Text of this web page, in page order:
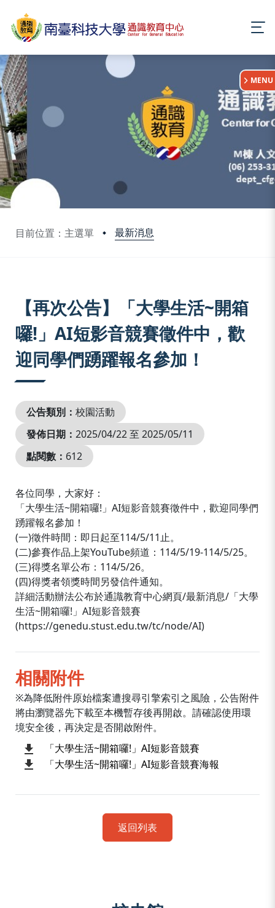
目前位置：主選單 最新消息
:::
MENU
【再次公告】「大學生活~開箱
囉!」AI短影音競賽徵件中，歡
迎同學們踴躍報名參加！
公告類別： 校園活動
發佈日期： 2025/04/22 至 2025/05/11
點閱數： 612
各位同學，大家好：
「大學生活~開箱囉!」AI短影音競賽徵件中，歡迎同學們
踴躍報名參加！
(一)徵件時間：即日起至114/5/11止。
(二)參賽作品上架YouTube頻道：114/5/19-114/5/25。
(三)得獎名單公布：114/5/26。
(四)得獎者領獎時間另發信件通知。
詳細活動辦法公布於通識教育中心網頁/最新消息/「大學
生活~開箱囉!」AI短影音競賽
(https://genedu.stust.edu.tw/tc/node/AI)
相關附件
※為降低附件原始檔案遭搜尋引擎索引之風險，公告附件
將由瀏覽器先下載至本機暫存後再開啟。請確認使用環
境安全後，再決定是否開啟附件。
「大學生活~開箱囉!」AI短影音競賽
「大學生活~開箱囉!」AI短影音競賽海報
返回列表